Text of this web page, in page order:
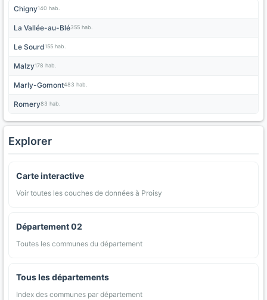
Chigny140 hab.
La Vallée-au-Blé355 hab.
Le Sourd155 hab.
Malzy178 hab.
Marly-Gomont483 hab.
Romery83 hab.
Explorer
Carte interactive
Voir toutes les couches de données à Proisy
Département 02
Toutes les communes du département
Tous les départements
Index des communes par département